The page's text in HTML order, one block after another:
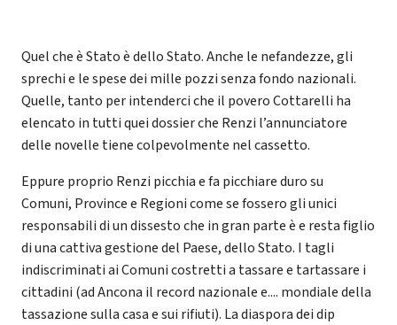
Quel che è Stato è dello Stato. Anche le nefandezze, gli
sprechi e le spese dei mille pozzi senza fondo nazionali.
Quelle, tanto per intenderci che il povero Cottarelli ha
elencato in tutti quei dossier che Renzi l’annunciatore
delle novelle tiene colpevolmente nel cassetto.
Eppure proprio Renzi picchia e fa picchiare duro su
Comuni, Province e Regioni come se fossero gli unici
responsabili di un dissesto che in gran parte è e resta figlio
di una cattiva gestione del Paese, dello Stato. I tagli
indiscriminati ai Comuni costretti a tassare e tartassare i
cittadini (ad Ancona il record nazionale e.... mondiale della
tassazione sulla casa e sui rifiuti). La diaspora dei dip